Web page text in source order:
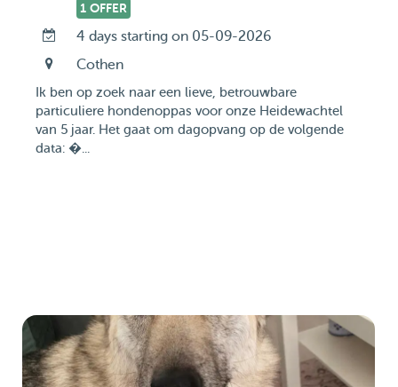
1 OFFER
4 days starting on 05-09-2026
Cothen
Ik ben op zoek naar een lieve, betrouwbare
particuliere hondenoppas voor onze Heidewachtel
van 5 jaar. Het gaat om dagopvang op de volgende
data: �...